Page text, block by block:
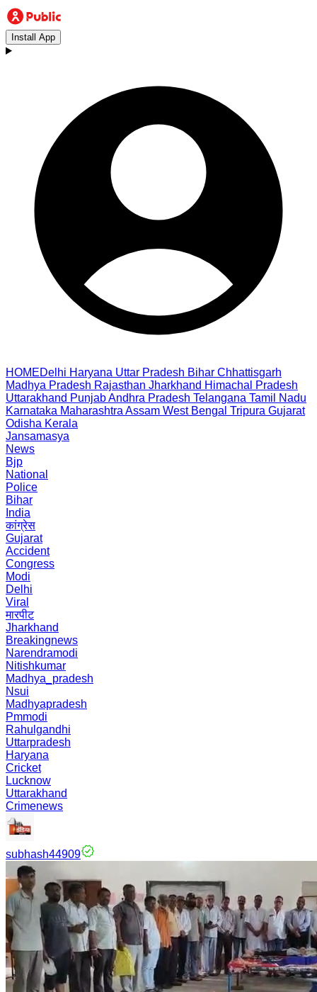
Install App
HOMEDelhi Haryana Uttar Pradesh Bihar Chhattisgarh
Madhya Pradesh Rajasthan Jharkhand Himachal Pradesh
Uttarakhand PunjabAndhra Pradesh Telangana Tamil Nadu
Karnataka Maharashtra Assam West Bengal Tripura Gujarat
Odisha Kerala
Jansamasya
News
Bjp
National
Police
Bihar
India
कांग्रेस
Gujarat
Accident
Congress
Modi
Delhi
Viral
मारपीट
Jharkhand
Breakingnews
Narendramodi
Nitishkumar
Madhya_pradesh
Nsui
Madhyapradesh
Pmmodi
Rahulgandhi
Uttarpradesh
Haryana
Cricket
Lucknow
Uttarakhand
Crimenews
subhash44909